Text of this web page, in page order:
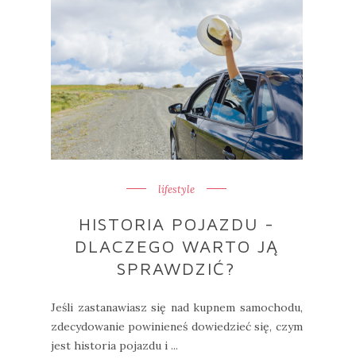
lifestyle
HISTORIA POJAZDU -
DLACZEGO WARTO JĄ
SPRAWDZIĆ?
Jeśli zastanawiasz się nad kupnem samochodu,
zdecydowanie powinieneś dowiedzieć się, czym
jest historia pojazdu i ...